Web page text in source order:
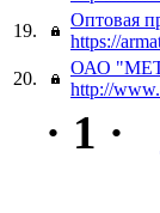
19.
Оптовая
https://
20.
ОАО
http://
· 1 ·